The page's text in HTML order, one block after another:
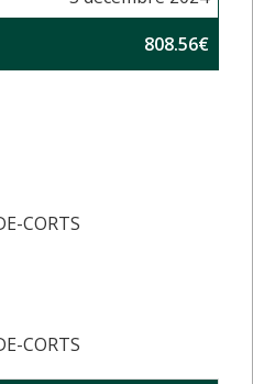
808.56€
CORTS
CORTS